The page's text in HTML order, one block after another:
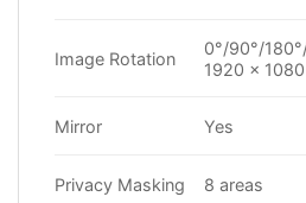
Image Rotation
0°/90°/
1920 ×
Mirror Yes
Privacy Masking 8 areas